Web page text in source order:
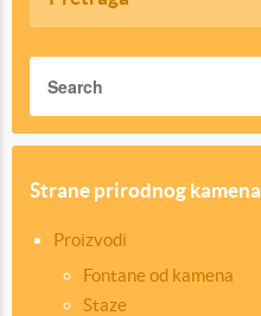
Strane prirodnog kamena
Proizvodi
Fontane od kamena
Staze